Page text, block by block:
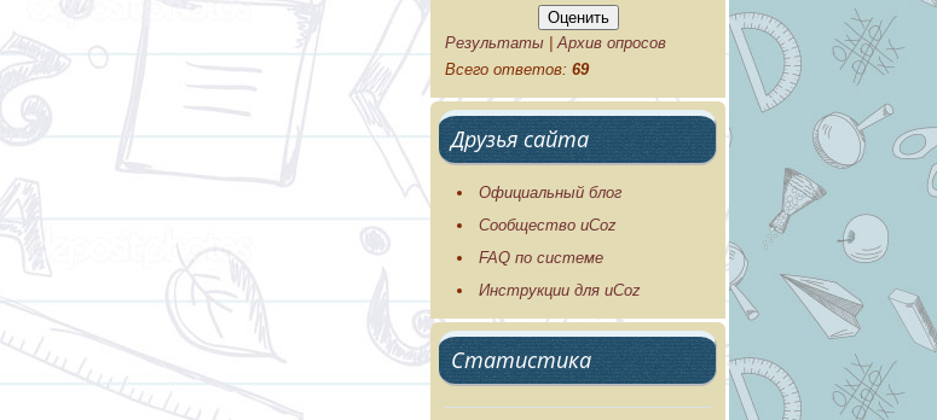
Результаты
Архив опросов
Всего ответов: 69
Друзья сайта
Официальный блог
Сообщество uCoz
FAQ по системе
Инструкции для uCoz
Статистика